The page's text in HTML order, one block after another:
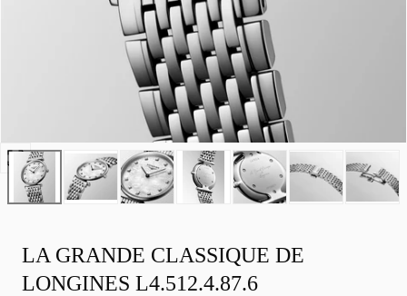
Nyissa
meg
a
médiát
modálisan
LA GRANDE CLASSIQUE DE
LONGINES L4.512.4.87.6